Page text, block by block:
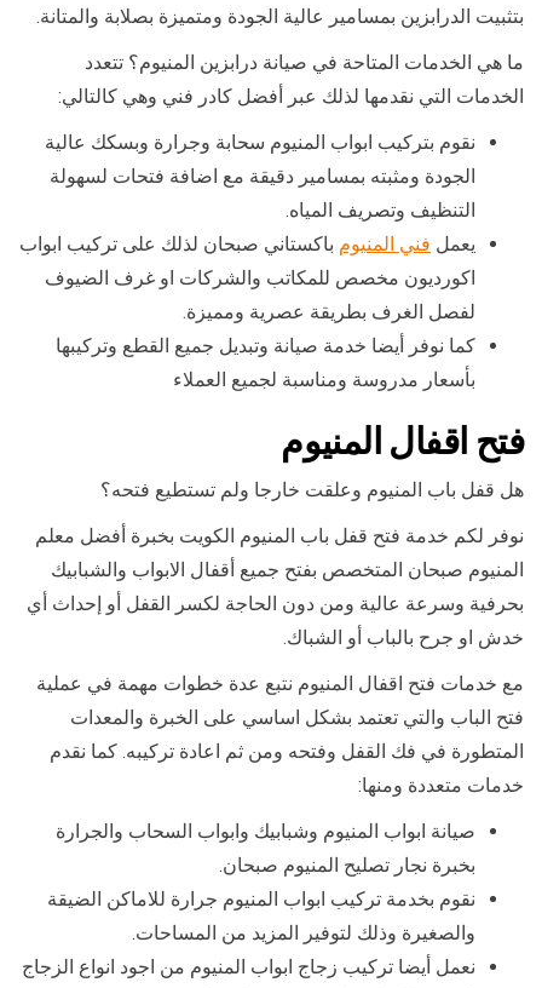
بتثبيت الدرابزين بمسامير عالية الجودة ومتميزة بصلابة والمتانة.
ما هي الخدمات المتاحة في صيانة درابزين المنيوم؟ تتعدد
الخدمات التي نقدمها لذلك عبر أفضل كادر فني وهي كالتالي:
نقوم بتركيب ابواب المنيوم سحابة وجرارة وبسكك عالية
الجودة ومثبته بمسامير دقيقة مع اضافة فتحات لسهولة
التنظيف وتصريف المياه.
يعمل فني المنيوم باكستاني صبحان لذلك على تركيب ابواب
اكورديون مخصص للمكاتب والشركات او غرف الضيوف
لفصل الغرف بطريقة عصرية ومميزة.
كما نوفر أيضا خدمة صيانة وتبديل جميع القطع وتركيبها
بأسعار مدروسة ومناسبة لجميع العملاء
فتح اقفال المنيوم
هل قفل باب المنيوم وعلقت خارجا ولم تستطيع فتحه؟
نوفر لكم خدمة فتح قفل باب المنيوم الكويت بخبرة أفضل معلم
المنيوم صبحان المتخصص بفتح جميع أقفال الابواب والشبابيك
بحرفية وسرعة عالية ومن دون الحاجة لكسر القفل أو إحداث أي
خدش او جرح بالباب أو الشباك.
مع خدمات فتح اقفال المنيوم نتبع عدة خطوات مهمة في عملية
فتح الباب والتي تعتمد بشكل اساسي على الخبرة والمعدات
المتطورة في فك القفل وفتحه ومن ثم اعادة تركيبه. كما نقدم
خدمات متعددة ومنها:
صيانة ابواب المنيوم وشبابيك وابواب السحاب والجرارة
بخبرة نجار تصليح المنيوم صبحان.
نقوم بخدمة تركيب ابواب المنيوم جرارة للاماكن الضيقة
والصغيرة وذلك لتوفير المزيد من المساحات.
نعمل أيضا تركيب زجاج ابواب المنيوم من اجود انواع الزجاج